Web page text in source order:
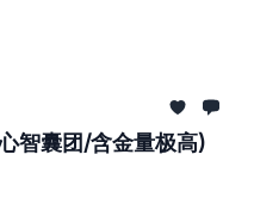
智囊团/含金量极高)